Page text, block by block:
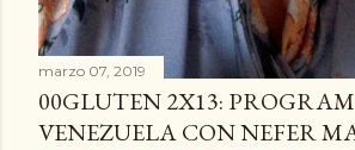
marzo 07, 2019
00GLUTEN 2X13:
VENEZUELA CON NEFER